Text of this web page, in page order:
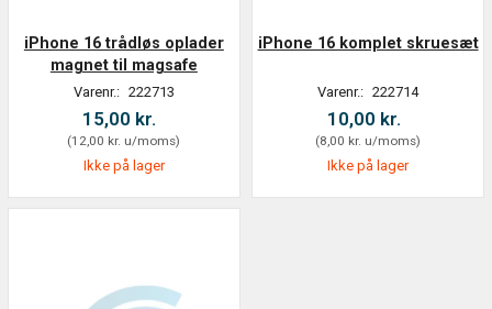
iPhone 16 trådløs oplader
magnet til magsafe
Varenr.: 222713
15,00 kr.
(12,00 kr. u/moms)
Ikke på lager
iPhone 16 komplet skruesæt
Varenr.: 222714
10,00 kr.
(8,00 kr. u/moms)
Ikke på lager